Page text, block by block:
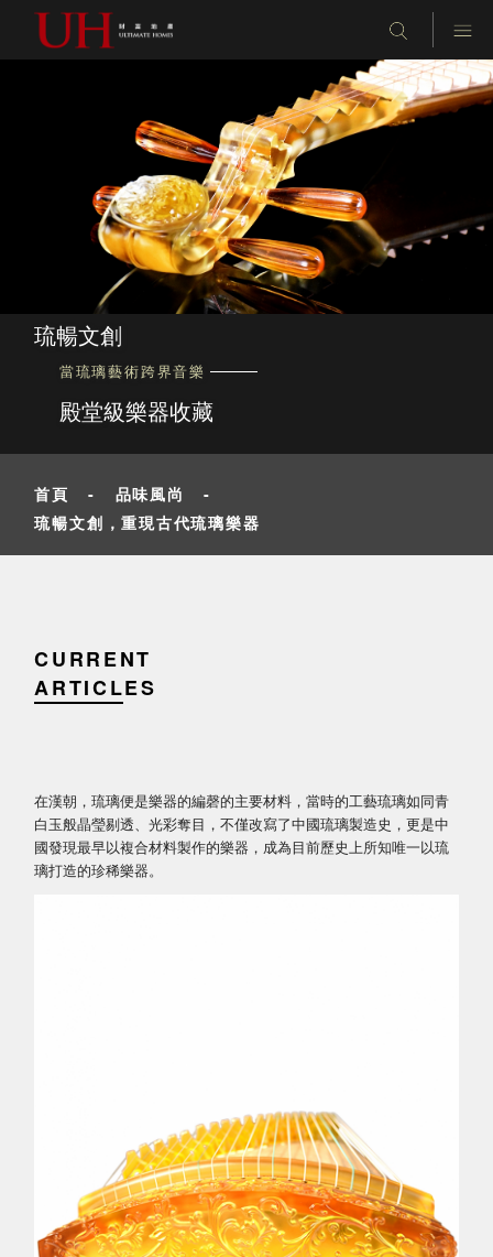
琉暢文創
當琉璃藝術跨界音樂
殿堂級樂器收藏
首頁 - 品味風尚
-
琉暢文創，重現古代琉璃樂器
CURRENT
ARTICLES
在漢朝，琉璃便是樂器的編磬的主要材料，當時的工藝琉璃如同青
白玉般晶瑩剔透、光彩奪目，不僅改寫了中國琉璃製造史，更是中
國發現最早以複合材料製作的樂器，成為目前歷史上所知唯一以琉
璃打造的珍稀樂器。